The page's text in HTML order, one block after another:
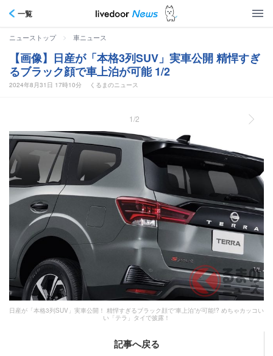
一覧
ニューストップ > 車ニュース
【画像】日産が「本格3列SUV」実車公開 精悍すぎ
るブラック顔で車上泊が可能 1/2
2024年8月31日 17時10分 くるまのニュース
1/2
日産が「本格3列SUV」実車公開！ 精悍すぎるブラック顔で“車上泊”が可能!? めちゃカッコい
い「テラ」タイで披露！
記事へ戻る